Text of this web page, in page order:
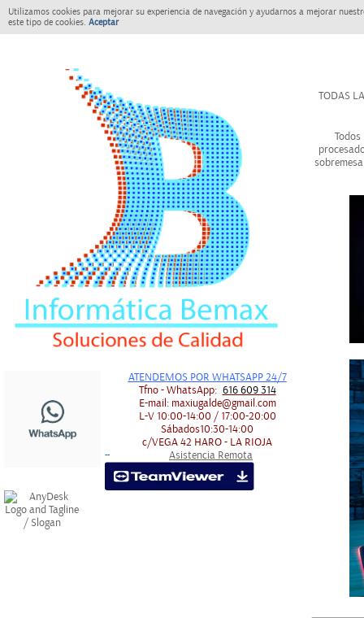
Utilizamos cookies para mejorar su experiencia de navegación y ayudarnos a mejorar
este tipo de cookies. Aceptar
ATENDEMOS POR WHATSAPP 24/7
Tfno - WhatsApp: 616 609 314
E-mail:maxiugalde@gmail.com
L-V10:00-14:00 / 17:00-20:00
Sábados10:30-14:00
c/VEGA 42 HARO - LA RIOJA
-- Asistencia Remota
TODAS